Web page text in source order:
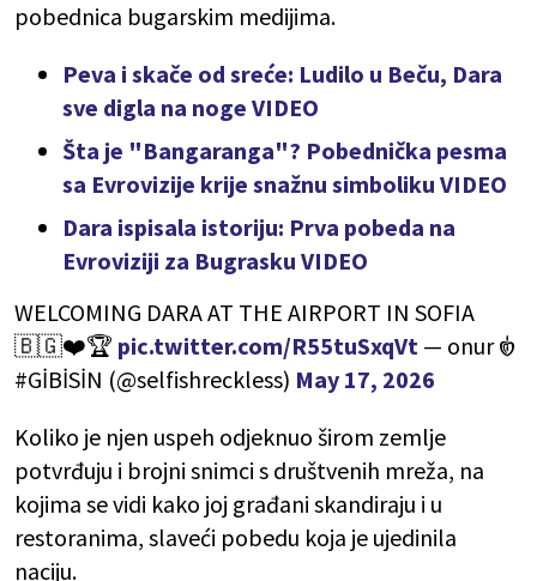
pobednica bugarskim medijima.
Peva i skače od sreće: Ludilo u Beču, Dara
sve digla na noge VIDEO
Šta je "Bangaranga"? Pobednička pesma
sa Evrovizije krije snažnu simboliku VIDEO
Dara ispisala istoriju: Prva pobeda na
Evroviziji za Bugrasku VIDEO
WELCOMING DARA AT THE AIRPORT IN SOFIA
🇧🇬❤️🏆 pic.twitter.com/R55tuSxqVt — onur 𑣿
#GİBİSİN (@selfishreckless) May 17, 2026
Koliko je njen uspeh odjeknuo širom zemlje
potvrđuju i brojni snimci s društvenih mreža, na
kojima se vidi kako joj građani skandiraju i u
restoranima, slaveći pobedu koja je ujedinila
naciju.